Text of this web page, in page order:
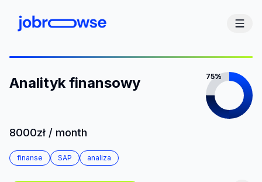
Analityk finansowy 75%
8000zł / month
finanse SAP analiza